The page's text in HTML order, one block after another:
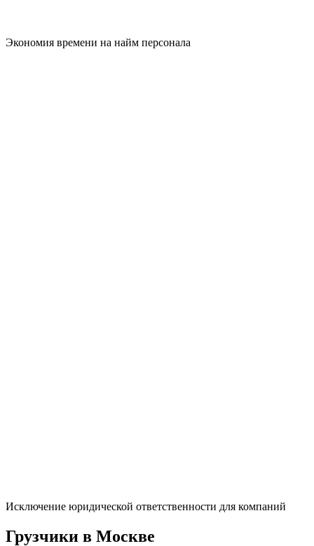
Экономия времени на найм персонала
Исключение юридической ответственности для компаний
Грузчики в Москве